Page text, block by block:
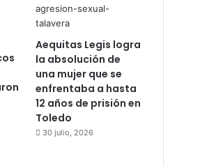
Aequitas Legis logra
la absolución de
una mujer que se
enfrentaba a hasta
12 años de prisión en
Toledo
30 julio, 2026